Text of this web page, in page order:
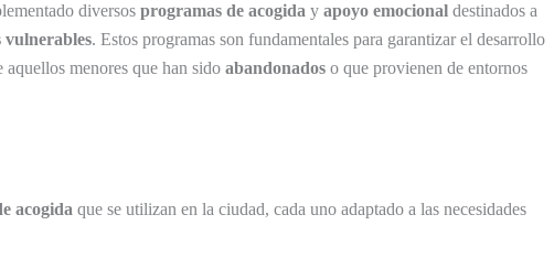
diversos programas de acogida y apoyo emocional destinados a
vulnerables. Estos programas son fundamentales para garantizar el desarrollo
aquellos menores que han sido abandonados o que provienen de entornos
acogida que se utilizan en la ciudad, cada uno adaptado a las necesidades